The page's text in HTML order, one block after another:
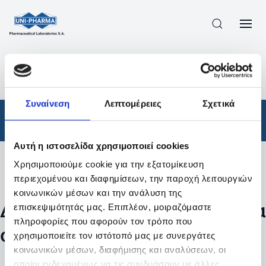
Συναίνεση Λεπτομέρειες Σχετικά
Αυτή η ιστοσελίδα χρησιμοποιεί cookies
Χρησιμοποιούμε cookie για την εξατομίκευση
περιεχομένου και διαφημίσεων, την παροχή λειτουργιών
κοινωνικών μέσων και την ανάλυση της
επισκεψιμότητάς μας. Επιπλέον, μοιραζόμαστε
πληροφορίες που αφορούν τον τρόπο που
χρησιμοποιείτε τον ιστότοπό μας με συνεργάτες
κοινωνικών μέσων, διαφήμισης και αναλύσεων, οι
οποίοι ενδεχομένως να τις συνδυάσουν με άλλες
ΠΡΟΪΟΝΤΑ
ΑΠΟΤΕΛΕΣΜΑΤΑ ΑΝΑΖΗΤΗΣΗΣ
Φάρμακα
Φίλτρα
Δεν βρέθηκαν προϊόντα με τα
συγκεκριμένα φίλτρα